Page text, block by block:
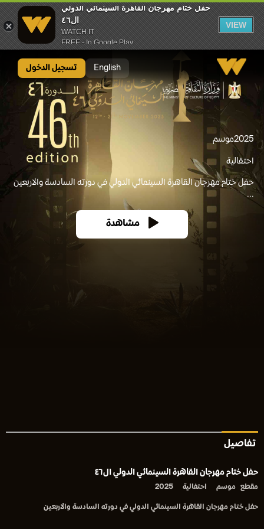
حفل ختام مهرجان القاهرة السينمائي الدولي
ال٤٦
WATCH IT
FREE - In Google Play
VIEW
English تسجيل الدخول
2025موسم
احتفالية
حفل ختام مهرجان القاهرة السينمائي الدولي في دورته السادسة والاربعين
...
مشاهدة
تفاصيل
حفل ختام مهرجان القاهرة السينمائي الدولي ال٤٦
مقطع موسم احتفالية 2025
حفل ختام مهرجان القاهرة السينمائي الدولي في دورته السادسة والاربعين